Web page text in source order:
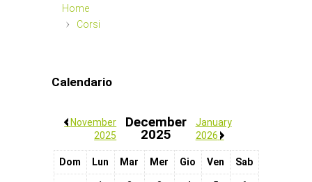
Home
Corsi
Calendario
/ November
2025
December
2025
January
2026 /
Dom Lun Mar Mer Gio Ven Sab